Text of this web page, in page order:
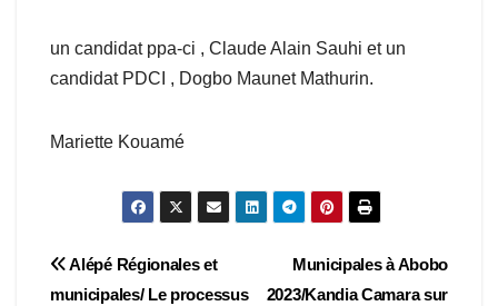
un candidat ppa-ci , Claude Alain Sauhi et un
candidat PDCI , Dogbo Maunet Mathurin.
Mariette Kouamé
Navigation
Municipales à Abobo
2023/Kandia Camara sur
Alépé Régionales et
municipales/ Le processus